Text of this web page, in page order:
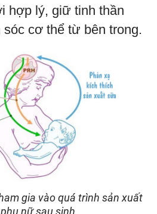
hợp lý, giữ tinh thần
cơ thể từ bên trong.
gia vào quá trình sản xuất
nữ sau sinh